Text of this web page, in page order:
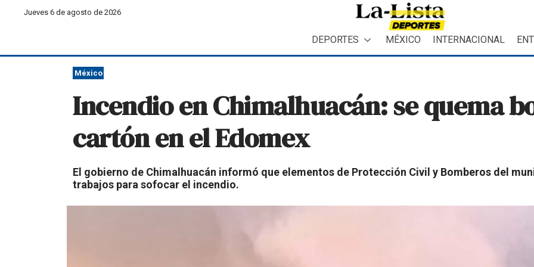
Jueves 6 de agosto de 2026
DEPORTES MÉXICO INTERNACIONAL
México
Incendio en Chimalhuacán: se quema
cartón en el Edomex
El gobierno de Chimalhuacán informó que elementos de Protección Civil y Bomberos del
trabajos para sofocar el incendio.